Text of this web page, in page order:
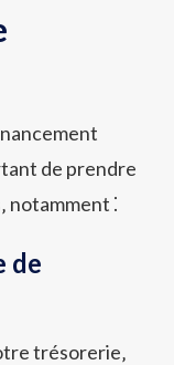
de prendre
notamment ⁚
de
trésorerie‚